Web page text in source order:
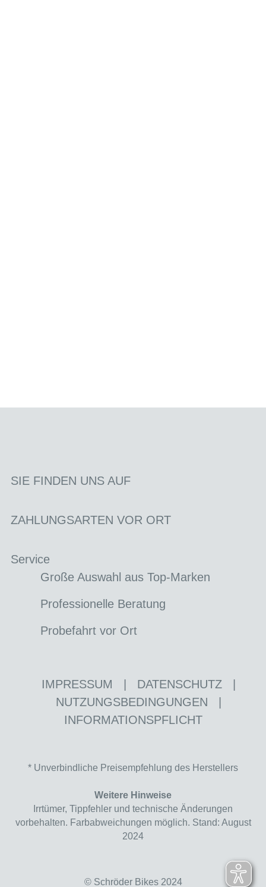
SIE FINDEN UNS AUF
ZAHLUNGSARTEN VOR ORT
Service
Große Auswahl aus Top-Marken
Professionelle Beratung
Probefahrt vor Ort
IMPRESSUM DATENSCHUTZ
NUTZUNGSBEDINGUNGEN
INFORMATIONSPFLICHT
* Unverbindliche Preisempfehlung des Herstellers
Weitere Hinweise
Irrtümer, Tippfehler und technische Änderungen
vorbehalten. Farbabweichungen möglich. Stand: August
2024
© Schröder Bikes 2024